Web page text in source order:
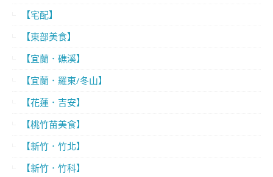
【宅配】
【東部美食】
【宜蘭．礁溪】
【宜蘭．羅東/冬山】
【花蓮．吉安】
【桃竹苗美食】
【新竹．竹北】
【新竹．竹科】